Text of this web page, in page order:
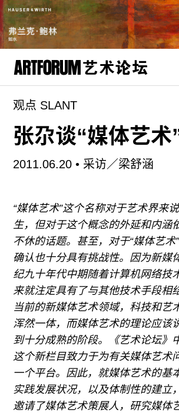
artguide
新闻
展评
杂志
视频
ENGLISH
ART & EDUCATION
广告
订阅
往期内容
联系我们
关注我们
观点 SLANT
张尕谈“媒体艺术
2011.06.20 • 采访／梁舒涵
“媒体艺术”这个名称对于艺术界来
生，但对于这个概念的外延和内涵
不休的话题。甚至，对于“媒体艺术
确认也十分具有挑战性。因为新媒
纪九十年代中期随着计算机网络技
来就注定具有了与其他技术手段相
当前的新媒体艺术领域，科技和艺
浑然一体，而媒体艺术的理论应该
到十分成熟的阶段。《艺术论坛》
这个新栏目致力于为有关媒体艺术
一个平台。因此，就媒体艺术的基
实践发展状况，以及体制性的建立
邀请了媒体艺术策展人，研究媒体